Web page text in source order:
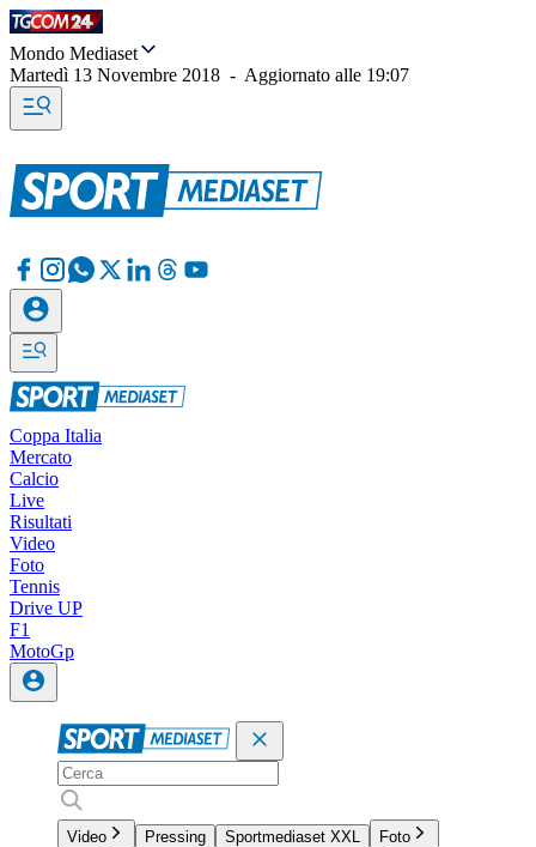
Mondo Mediaset
Martedì 13 Novembre 2018 - Aggiornato alle 19:07
Coppa Italia
Mercato
Calcio
Live
Risultati
Video
Foto
Tennis
Drive UP
F1
MotoGp
Video Pressing Sportmediaset XXL
Foto